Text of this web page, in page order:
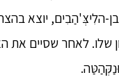
הלִיצְּ'הַבִים, יוצא
שלו. לאחר שסיים את